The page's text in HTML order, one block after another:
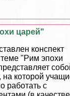
царей"
конспект
"Рим эпохи
на которой
работать с